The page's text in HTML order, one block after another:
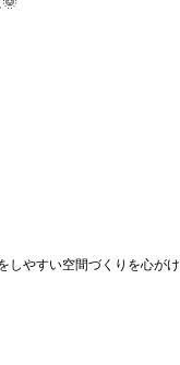
しやすい空間づくりを心が